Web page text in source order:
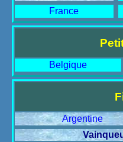
France
Belgique
Argentine